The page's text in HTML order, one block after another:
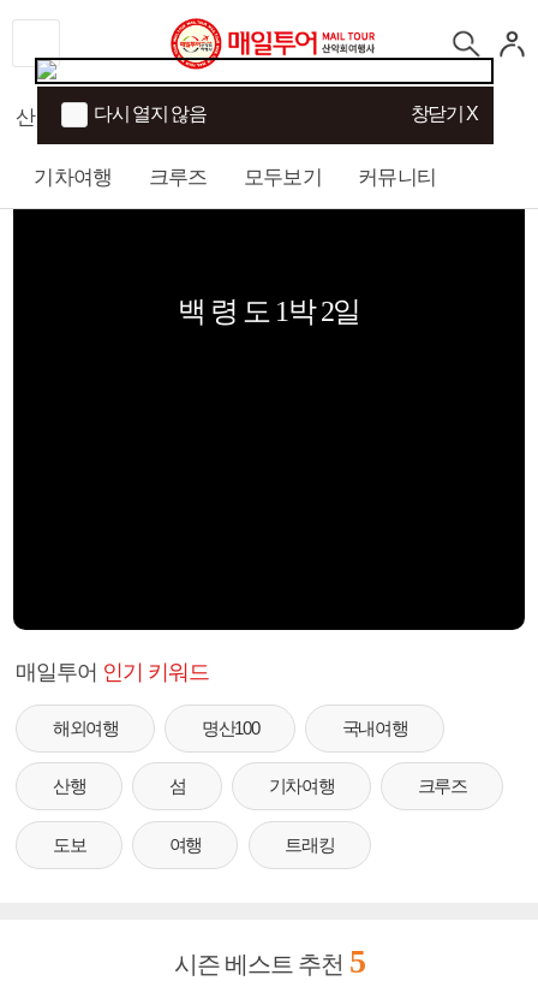
산행 섬/트래킹
기차여행 크루즈 모두보기 커뮤니티
백 령 도 1박 2일
매일투어 인기 키워드
해외여행 명산100 국내여행
산행 섬 기차여행 크루즈
도보 여행 트래킹
시즌 베스트 추천 5
다시 열지 않음 창닫기 X